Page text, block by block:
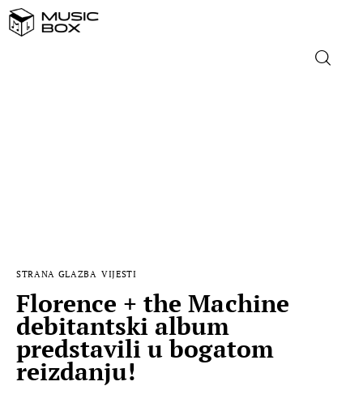
MUSIC BOX
STRANA GLAZBA VIJESTI
Florence + the Machine
debitantski album
predstavili u bogatom
reizdanju!